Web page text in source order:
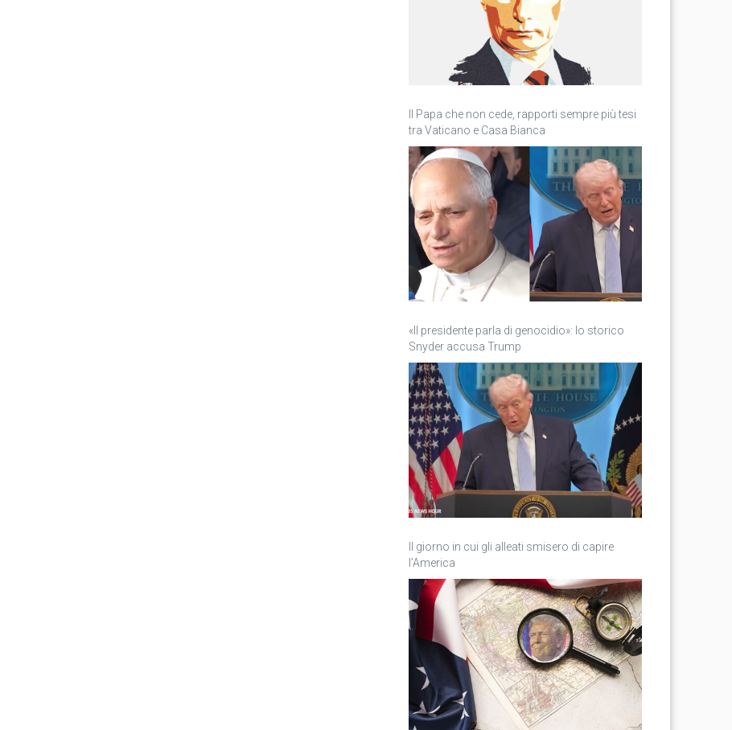
Il Papa che non cede, rapporti sempre più tesi
tra Vaticano e Casa Bianca
«Il presidente parla di genocidio»: lo storico
Snyder accusa Trump
Il giorno in cui gli alleati smisero di capire
l’America